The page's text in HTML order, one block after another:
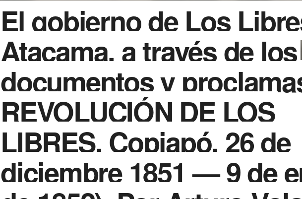
El gobierno de Los
Atacama, a través de los
documentos y
REVOLUCIÓN DE LOS
LIBRES. Copiapó, 26 de
diciembre 1851 — 9 de